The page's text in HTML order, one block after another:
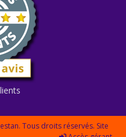
Tous droits réservés. Site